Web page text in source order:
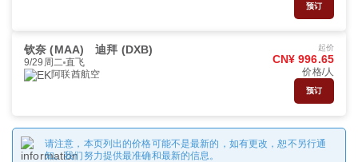
预订
钦奈 (MAA) 迪拜 (DXB)
9/29周二 直飞
阿联酋航空
起价
CN¥ 996.65
价格/人
预订
请注意，本页列出的价格可能不是最新的，如有更改，恕不另行通
知。我们努力提供最准确和最新的信息。